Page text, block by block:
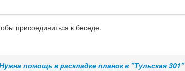
присоединиться к беседе.
Нужна помощь в раскладке планок в "Тульская 301"